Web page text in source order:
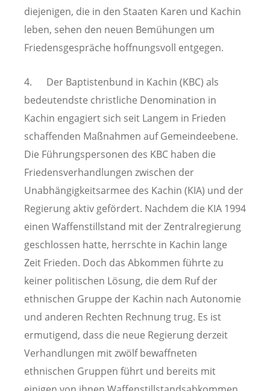
diejenigen, die in den Staaten Karen und Kachin
leben, sehen den neuen Bemühungen um
Friedensgespräche hoffnungsvoll entgegen.
4. Der Baptistenbund in Kachin (KBC) als
bedeutendste christliche Denomination in
Kachin engagiert sich seit Langem in Frieden
schaffenden Maßnahmen auf Gemeindeebene.
Die Führungspersonen des KBC haben die
Friedensverhandlungen zwischen der
Unabhängigkeitsarmee des Kachin (KIA) und der
Regierung aktiv gefördert. Nachdem die KIA 1994
einen Waffenstillstand mit der Zentralregierung
geschlossen hatte, herrschte in Kachin lange
Zeit Frieden. Doch das Abkommen führte zu
keiner politischen Lösung, die dem Ruf der
ethnischen Gruppe der Kachin nach Autonomie
und anderen Rechten Rechnung trug. Es ist
ermutigend, dass die neue Regierung derzeit
Verhandlungen mit zwölf bewaffneten
ethnischen Gruppen führt und bereits mit